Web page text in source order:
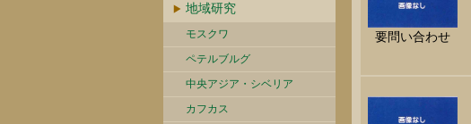
地域研究
モスクワ
ペテルブルグ
中央アジア・シベリア
カフカス
要問い合わせ